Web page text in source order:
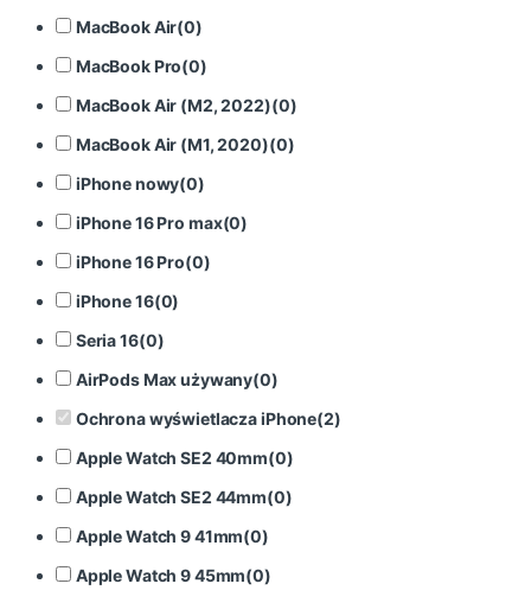
MacBook Air(0)
MacBook Pro(0)
MacBook Air (M2, 2022)(0)
MacBook Air (M1, 2020)(0)
iPhone nowy(0)
iPhone 16 Pro max(0)
iPhone 16 Pro(0)
iPhone 16(0)
Seria 16(0)
AirPods Max używany(0)
Ochrona wyświetlacza iPhone(2)
Apple Watch SE2 40mm(0)
Apple Watch SE2 44mm(0)
Apple Watch 9 41mm(0)
Apple Watch 9 45mm(0)